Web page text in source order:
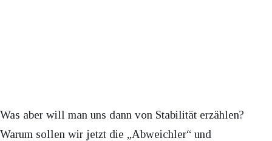
Was aber will man uns dann von Stabilität erzählen?
Warum sollen wir jetzt die „Abweichler“ und